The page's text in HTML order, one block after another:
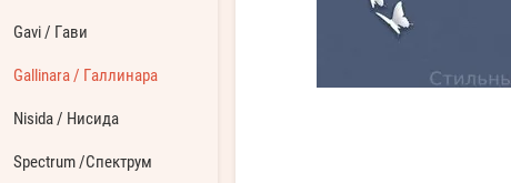
Gavi / Гави
Gallinara / Галлинара
Nisida / Нисида
Spectrum /Спектрум